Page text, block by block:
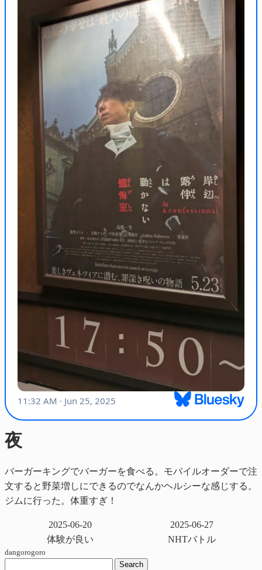
夜
バーガーキングでバーガーを食べる。モバイルオーダーで注
文すると野菜増しにできるのでなんかヘルシーな感じする。
ジムに行った。体重すぎ！
2025-06-20
体験が良い
2025-06-27
NHTバトル
dangorogoro